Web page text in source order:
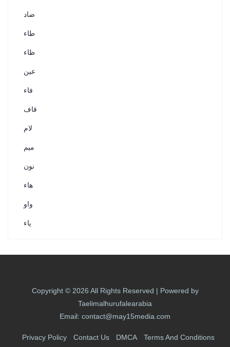
ضاد
طاء
ظاء
عين
فاء
قاف
لام
ميم
نون
هاء
واو
ياء
Copyright © 2026 All Rights Reserved | Powered by
Taelimalhurufalearabia
Email: contact@may15media.com
Privacy Policy Contact Us DMCA Terms And Conditions